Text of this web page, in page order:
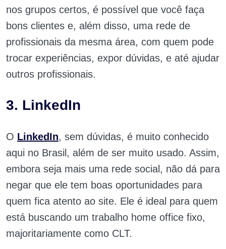
nos grupos certos, é possível que você faça
bons clientes e, além disso, uma rede de
profissionais da mesma área, com quem pode
trocar experiências, expor dúvidas, e até ajudar
outros profissionais.
3. LinkedIn
O LinkedIn, sem dúvidas, é muito conhecido
aqui no Brasil, além de ser muito usado. Assim,
embora seja mais uma rede social, não dá para
negar que ele tem boas oportunidades para
quem fica atento ao site. Ele é ideal para quem
está buscando um trabalho home office fixo,
majoritariamente como CLT.